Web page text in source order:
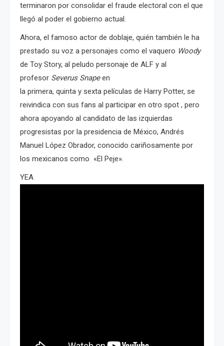
terminaron por consolidar el fraude electoral con el que
llegó al poder el gobierno actual.
Ahora, el famoso actor de doblaje, quién también le ha
prestado su voz a personajes como el vaquero Woody
de Toy Story, al peludo personaje de ALF y al
profesor Severus Snapeen
la primera, quinta y sexta películas de Harry Potter, se
reivindica con sus fans al participar en otro spot , pero
ahora apoyando al candidato de las izquierdas
progresistas por la presidencia de México, Andrés
Manuel López Obrador, conocido cariñosamente por
los mexicanos como «El Peje».
YEA